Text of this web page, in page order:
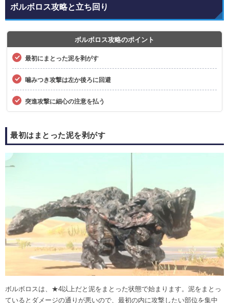
ボルボロス攻略と立ち回り
ボルボロス攻略のポイント
最初にまとった泥を剥がす
噛みつき攻撃は左か後ろに回避
突進攻撃に細心の注意を払う
最初はまとった泥を剥がす
ボルボロスは、★4以上だと泥をまとった状態で始まります。泥をまとっ
ているとダメージの通りが悪いので、最初の内に攻撃したい部位を集中